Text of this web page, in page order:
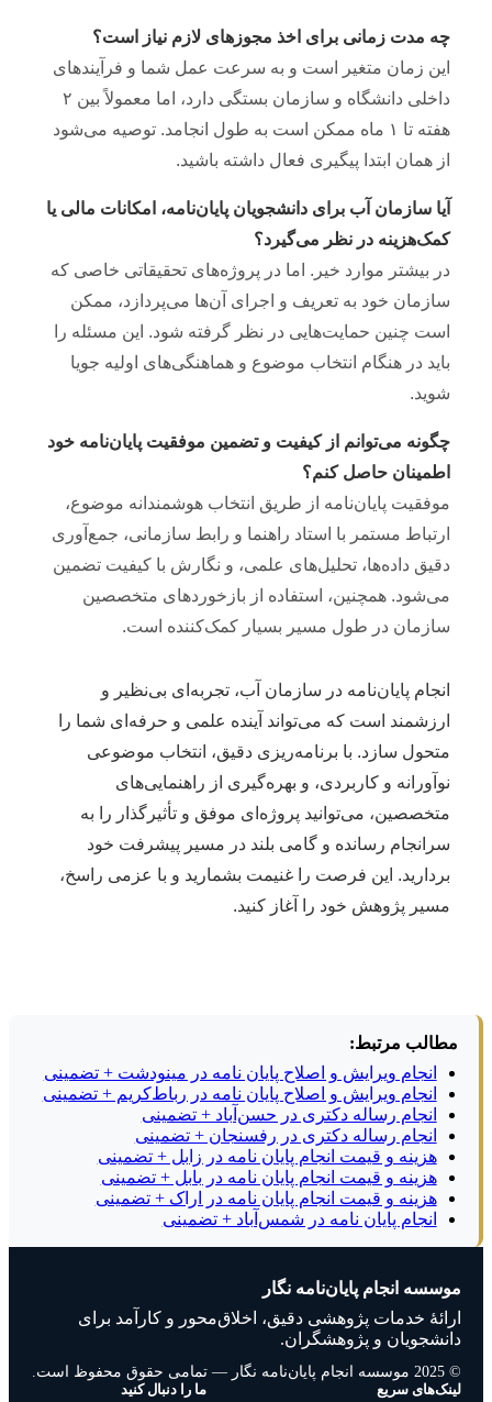
چه مدت زمانی برای اخذ مجوزهای لازم نیاز است؟
این زمان متغیر است و به سرعت عمل شما و فرآیندهای
داخلی دانشگاه و سازمان بستگی دارد، اما معمولاً بین ۲
هفته تا ۱ ماه ممکن است به طول انجامد. توصیه می‌شود
از همان ابتدا پیگیری فعال داشته باشید.
آیا سازمان آب برای دانشجویان پایان‌نامه، امکانات مالی یا
کمک‌هزینه در نظر می‌گیرد؟
در بیشتر موارد خیر. اما در پروژه‌های تحقیقاتی خاصی که
سازمان خود به تعریف و اجرای آن‌ها می‌پردازد، ممکن
است چنین حمایت‌هایی در نظر گرفته شود. این مسئله را
باید در هنگام انتخاب موضوع و هماهنگی‌های اولیه جویا
شوید.
چگونه می‌توانم از کیفیت و تضمین موفقیت پایان‌نامه خود
اطمینان حاصل کنم؟
موفقیت پایان‌نامه از طریق انتخاب هوشمندانه موضوع،
ارتباط مستمر با استاد راهنما و رابط سازمانی، جمع‌آوری
دقیق داده‌ها، تحلیل‌های علمی، و نگارش با کیفیت تضمین
می‌شود. همچنین، استفاده از بازخوردهای متخصصین
سازمان در طول مسیر بسیار کمک‌کننده است.
انجام پایان‌نامه در سازمان آب، تجربه‌ای بی‌نظیر و
ارزشمند است که می‌تواند آینده علمی و حرفه‌ای شما را
متحول سازد. با برنامه‌ریزی دقیق، انتخاب موضوعی
نوآورانه و کاربردی، و بهره‌گیری از راهنمایی‌های
متخصصین، می‌توانید پروژه‌ای موفق و تأثیرگذار را به
سرانجام رسانده و گامی بلند در مسیر پیشرفت خود
بردارید. این فرصت را غنیمت بشمارید و با عزمی راسخ،
مسیر پژوهش خود را آغاز کنید.
مطالب مرتبط:
انجام ویرایش و اصلاح پایان نامه در مینودشت + تضمینی
انجام ویرایش و اصلاح پایان نامه در رباط‌کریم + تضمینی
انجام رساله دکتری در حسن‌آباد + تضمینی
انجام رساله دکتری در رفسنجان + تضمینی
هزینه و قیمت انجام پایان نامه در زابل + تضمینی
هزینه و قیمت انجام پایان نامه در بابل + تضمینی
هزینه و قیمت انجام پایان نامه در اراک + تضمینی
انجام پایان نامه در شمس‌آباد + تضمینی
موسسه انجام پایان‌نامه نگار
ارائهٔ خدمات پژوهشی دقیق، اخلاق‌محور و کارآمد برای
دانشجویان و پژوهشگران.
© 2025 موسسه انجام پایان‌نامه نگار — تمامی حقوق محفوظ است.
لینک‌های سریع ما را دنبال کنید